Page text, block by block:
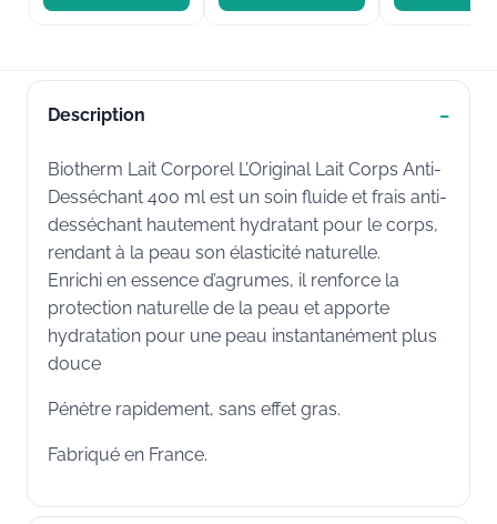
Description
Biotherm Lait Corporel L’Original Lait Corps Anti-
Desséchant 400 ml est un soin fluide et frais anti-
desséchant hautement hydratant pour le corps,
rendant à la peau son élasticité naturelle.
Enrichi en essence d’agrumes, il renforce la
protection naturelle de la peau et apporte
hydratation pour une peau instantanément plus
douce
Pénètre rapidement, sans effet gras.
Fabriqué en France.